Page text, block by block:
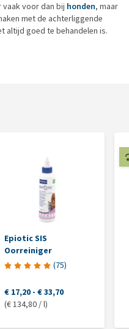
voor dan bij honden, maar
met de achterliggende
altijd goed te behandelen is.
Epiotic SIS
Oorreiniger
(75)
€ 17,20 - € 33,70
(€ 134,80 / l)